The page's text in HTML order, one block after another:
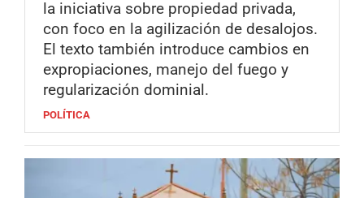
la iniciativa sobre propiedad privada,
con foco en la agilización de desalojos.
El texto también introduce cambios en
expropiaciones, manejo del fuego y
regularización dominial.
POLÍTICA